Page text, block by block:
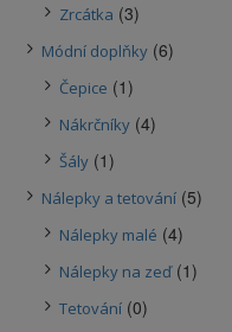
Zrcátka (3)
Módní doplňky (6)
Čepice (1)
Nákrčníky (4)
Šály (1)
Nálepky a tetování (5)
Nálepky malé (4)
Nálepky na zeď (1)
Tetování (0)